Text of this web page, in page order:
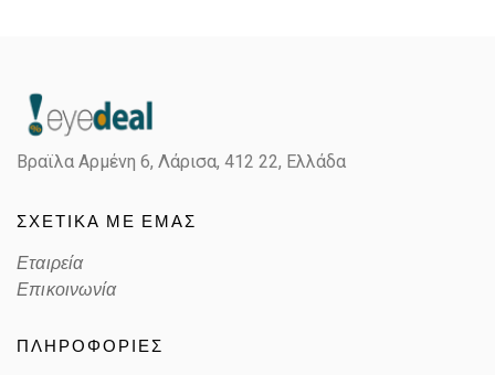
Color
Lens Color POLARIZED GRADIENT BROWN
Color code
Βραϊλα Αρμένη 6, Λάρισα, 412 22, Ελλάδα
ΣΧΕΤΙΚΑ ΜΕ ΕΜΑΣ
Εταιρεία
Επικοινωνία
ΠΛΗΡΟΦΟΡΙΕΣ